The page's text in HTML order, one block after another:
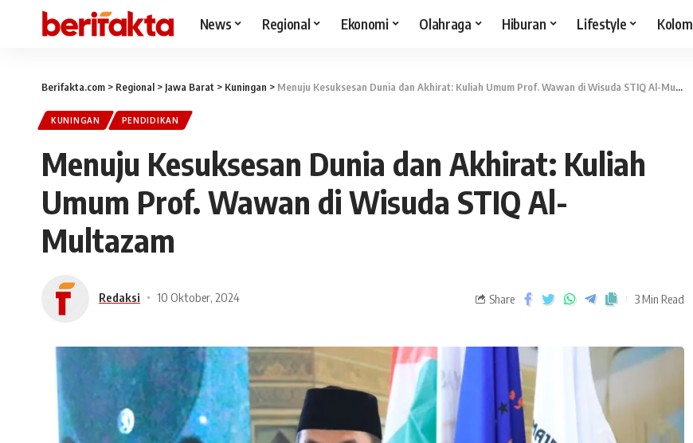
News Regional Ekonomi Olahraga Hiburan Lifestyle Kolom
Berifakta.com > Regional > Jawa Barat > Kuningan > Menuju Kesuksesan Dunia dan Akhirat: Kuliah Umum Prof. Wawan di Wisuda STIQ Al-Multazam
KUNINGAN PENDIDIKAN
Menuju Kesuksesan Dunia dan Akhirat: Kuliah
Umum Prof. Wawan di Wisuda STIQ Al-
Multazam
Redaksi 10 Oktober, 2024 Share 3 Min Read